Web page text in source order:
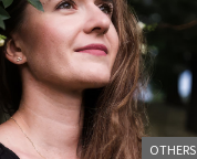
OTHERS